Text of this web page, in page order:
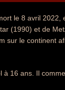
le 8 avril
(1990) et de
sur le continent
16 ans. Il